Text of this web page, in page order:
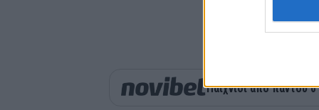
Παιχνίδι από παντού